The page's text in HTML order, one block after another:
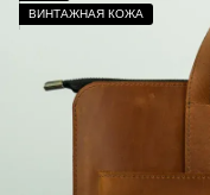
ВИНТАЖНАЯ КОЖА